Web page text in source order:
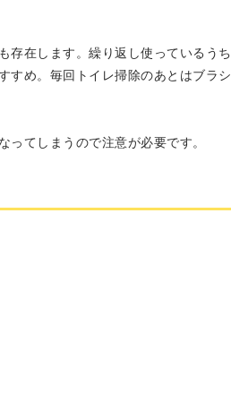
存在します。繰り返し使っているうち
すめ。毎回トイレ掃除のあとはブラシ
ってしまうので注意が必要です。